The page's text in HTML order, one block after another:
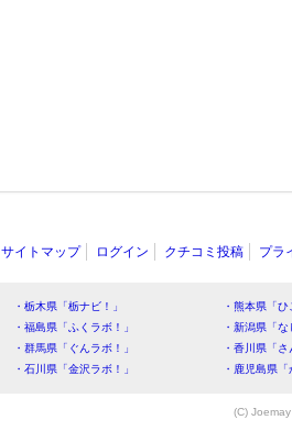
サイトマップ ログイン クチコミ投稿 プラ
・栃木県「栃ナビ！」
・熊本県「
・福島県「ふくラボ！」
・新潟県「
・群馬県「ぐんラボ！」
・香川県「
・石川県「金沢ラボ！」
・鹿児島県
(C)